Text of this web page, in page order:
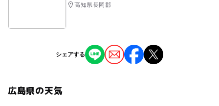
高知県長岡郡
シェアする
広島県の天気